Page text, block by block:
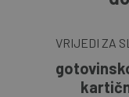
VRIJEDI ZA